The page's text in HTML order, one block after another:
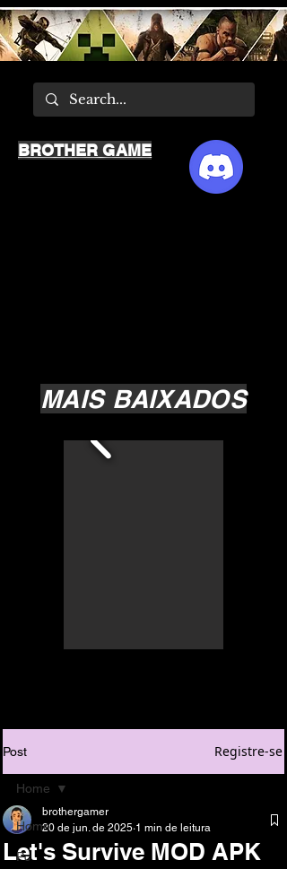
MAIS BAIXADOS
BROTHER GAME
Post Registre-se
Home
Pc
Home
Let's Survive MOD APK
brothergamer
20 de jun. de 2025 1 min de leitura